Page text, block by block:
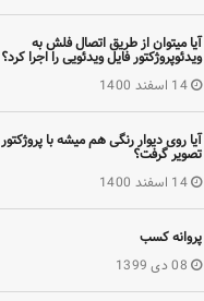
آیا میتوان از طریق اتصال فلش به
ویدئوپروژکتور فایل ویدئویی را اجرا کرد؟
14 اسفند 1400
آیا روی دیوار رنگی هم میشه با پروژکتور
تصویر گرفت؟
14 اسفند 1400
پروانه کسب
08 دی 1399